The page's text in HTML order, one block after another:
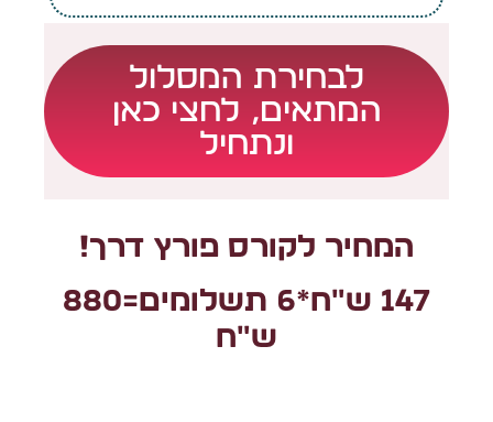
לבחירת המסלול
המתאים, לחצי כאן
ונתחיל
המחיר לקורס פורץ דרך!
147 ש״ח*6 תשלומים=880
ש״ח